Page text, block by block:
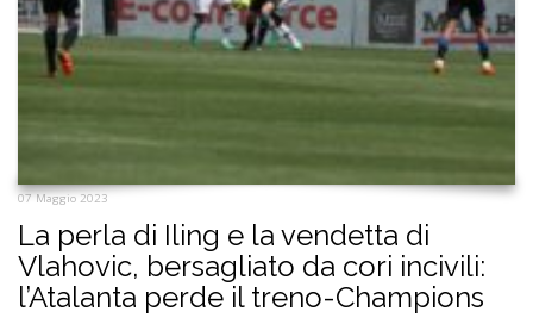
07 Maggio 2023
La perla di Iling e la vendetta di
Vlahovic, bersagliato da cori incivili:
l’Atalanta perde il treno-Champions